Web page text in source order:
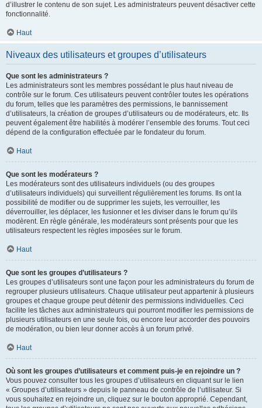
d’illustrer le contenu de son sujet. Les administrateurs peuvent désactiver cette
fonctionnalité.
Haut
Niveaux des utilisateurs et groupes d’utilisateurs
Que sont les administrateurs ?
Les administrateurs sont les membres possédant le plus haut niveau de
contrôle sur le forum. Ces utilisateurs peuvent contrôler toutes les opérations
du forum, telles que les paramètres des permissions, le bannissement
d’utilisateurs, la création de groupes d’utilisateurs ou de modérateurs, etc. Ils
peuvent également être habilités à modérer l’ensemble des forums. Tout ceci
dépend de la configuration effectuée par le fondateur du forum.
Haut
Que sont les modérateurs ?
Les modérateurs sont des utilisateurs individuels (ou des groupes
d’utilisateurs individuels) qui surveillent régulièrement les forums. Ils ont la
possibilité de modifier ou de supprimer les sujets, les verrouiller, les
déverrouiller, les déplacer, les fusionner et les diviser dans le forum qu’ils
modèrent. En règle générale, les modérateurs sont présents pour que les
utilisateurs respectent les règles imposées sur le forum.
Haut
Que sont les groupes d’utilisateurs ?
Les groupes d’utilisateurs sont une façon pour les administrateurs du forum de
regrouper plusieurs utilisateurs. Chaque utilisateur peut appartenir à plusieurs
groupes et chaque groupe peut détenir des permissions individuelles. Ceci
facilite les tâches aux administrateurs qui pourront modifier les permissions de
plusieurs utilisateurs en une seule fois, ou encore leur accorder des pouvoirs
de modération, ou bien leur donner accès à un forum privé.
Haut
Où sont les groupes d’utilisateurs et comment puis-je en rejoindre un ?
Vous pouvez consulter tous les groupes d’utilisateurs en cliquant sur le lien
« Groupes d’utilisateurs » depuis le panneau de contrôle de l’utilisateur. Si
vous souhaitez en rejoindre un, cliquez sur le bouton approprié. Cependant,